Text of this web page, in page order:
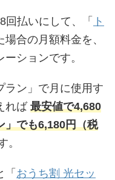
回払いにして、「 ト
場合の月額料金を、
ションです。
ラン」で月に使用す
れば最安値で4,680
」でも6,180円（税
。
「 おうち割 光セッ